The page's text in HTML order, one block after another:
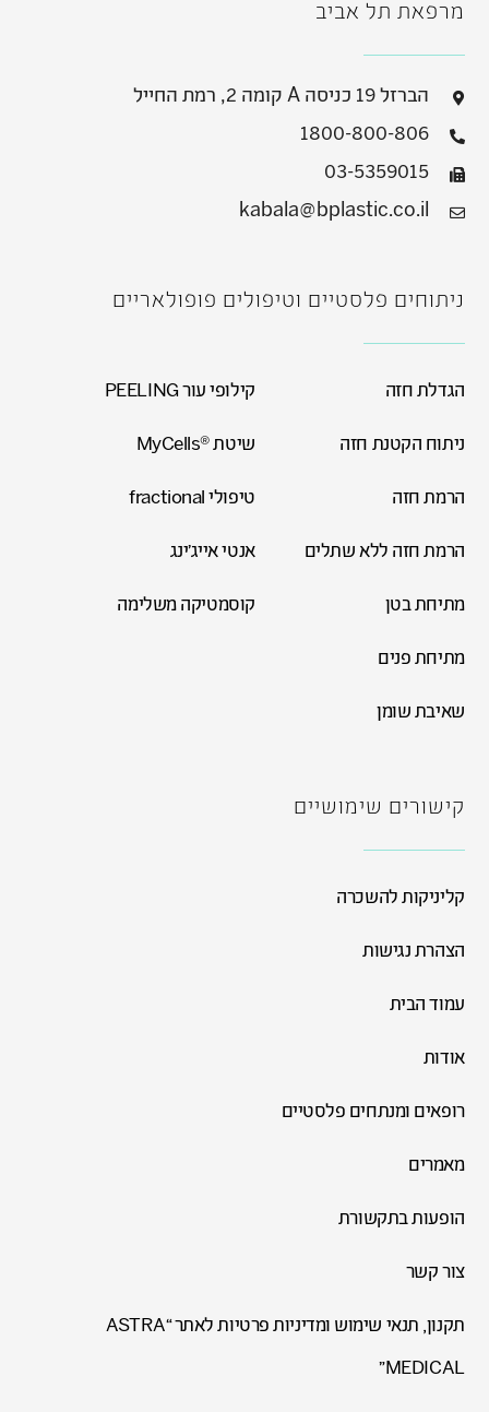
מרפאת תל אביב
הברזל 19 כניסה A קומה 2, רמת החייל
1800-800-806
03-5359015
kabala@bplastic.co.il
ניתוחים פלסטיים וטיפולים פופולאריים
הגדלת חזה
ניתוח הקטנת חזה
הרמת חזה
הרמת חזה ללא שתלים
מתיחת בטן
מתיחת פנים
שאיבת שומן
קילופי עור PEELING
שיטת ®MyCells
טיפולי fractional
אנטי אייג'ינג
קוסמטיקה משלימה
קישורים שימושיים
קליניקות להשכרה
הצהרת נגישות
עמוד הבית
אודות
רופאים ומנתחים פלסטיים
מאמרים
הופעות בתקשורת
צור קשר
תקנון, תנאי שימוש ומדיניות פרטיות לאתר “ASTRA
MEDICAL”